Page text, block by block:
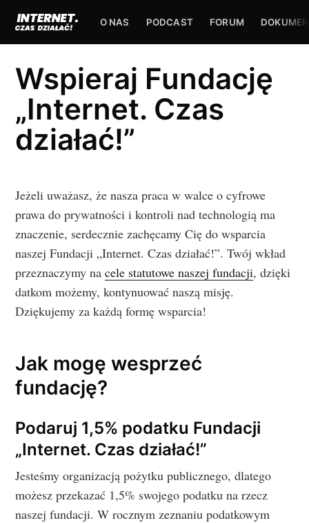
O NAS PODCAST FORUM
Wspieraj Fundację
„Internet. Czas
działać!”
Jeżeli uważasz, że nasza praca w walce o cyfrowe
prawa do prywatności i kontroli nad technologią ma
znaczenie, serdecznie zachęcamy Cię do wsparcia
naszej Fundacji „Internet. Czas działać!”. Twój wkład
przeznaczymy nacele statutowe naszej fundacji, dzięki
datkom możemy, kontynuować naszą misję.
Dziękujemy za każdą formę wsparcia!
Jak mogę wesprzeć
fundację?
Podaruj 1,5% podatku Fundacji
„Internet. Czas działać!”
Jesteśmy organizacją pożytku publicznego, dlatego
możesz przekazać 1,5% swojego podatku na rzecz
naszej fundacji. W rocznym zeznaniu podatkowym